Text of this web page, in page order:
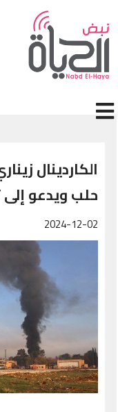
تجاوز إلى المحتوى الرئيسي
الكاردينال
حلب ويدعو إلى
2024-12-02